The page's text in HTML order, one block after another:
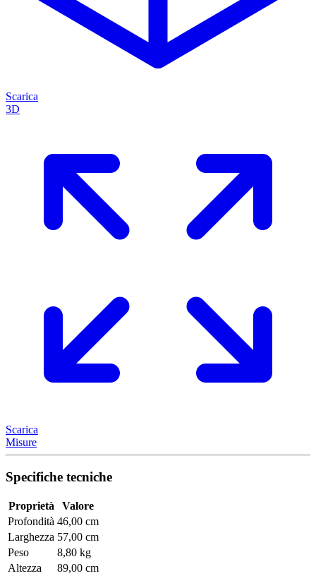
Scarica
3D
Scarica
Misure
Specifiche tecniche
Proprietà
Valore
Profondità 46,00 cm
Larghezza 57,00 cm
Peso
8,80 kg
Altezza
89,00 cm